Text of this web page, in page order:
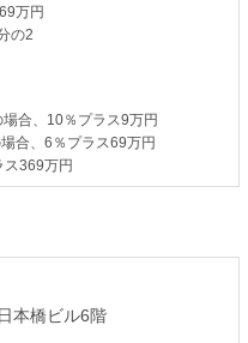
万円
の2
合、10％プラス9万円
合、6％プラス69万円
369万円
本橋ビル6階